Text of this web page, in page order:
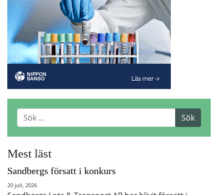
Mest läst
Sandbergs försatt i konkurs
20 juli, 2026